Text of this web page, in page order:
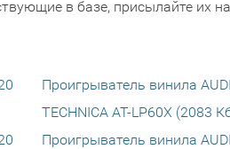
в базе, присылайте их
Проигрыватель винила
TECHNICA AT-LP60X (2083
Проигрыватель винила